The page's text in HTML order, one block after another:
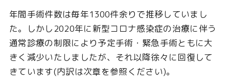
年間手術件数は毎年1300件余りで推移していまし
た。しかし2020年に新型コロナ感染症の治療に伴う
通常診療の制限により予定手術・緊急手術ともに大
きく減少いたしましたが、それ以降徐々に回復して
きています(内訳は次章を参照ください)。